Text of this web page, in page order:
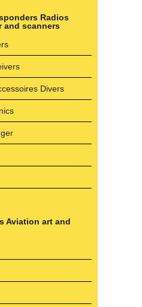
Radios
and scanners
Divers
Aviation art and